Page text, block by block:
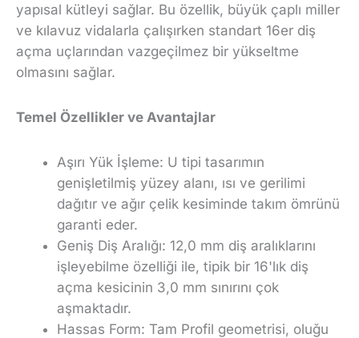
yapısal kütleyi sağlar. Bu özellik, büyük çaplı miller
ve kılavuz vidalarla çalışırken standart 16er diş
açma uçlarından vazgeçilmez bir yükseltme
olmasını sağlar.
Temel Özellikler ve Avantajlar
Aşırı Yük İşleme: U tipi tasarımın
genişletilmiş yüzey alanı, ısı ve gerilimi
dağıtır ve ağır çelik kesiminde takım ömrünü
garanti eder.
Geniş Diş Aralığı: 12,0 mm diş aralıklarını
işleyebilme özelliği ile, tipik bir 16'lık diş
açma kesicinin 3,0 mm sınırını çok
aşmaktadır.
Hassas Form: Tam Profil geometrisi, oluğu